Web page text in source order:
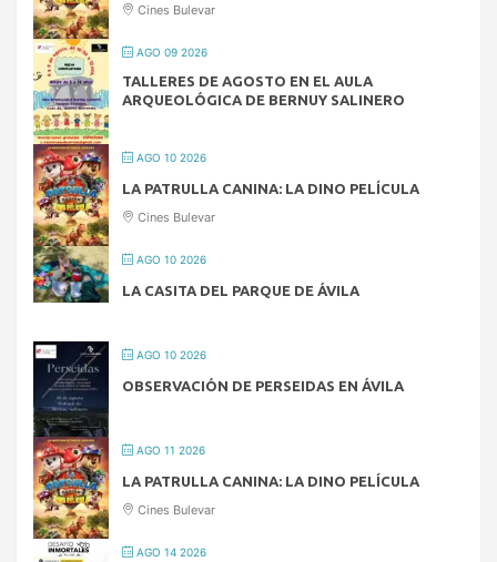
Cines Bulevar
AGO 09 2026
TALLERES DE AGOSTO EN EL AULA
ARQUEOLÓGICA DE BERNUY SALINERO
AGO 10 2026
LA PATRULLA CANINA: LA DINO PELÍCULA
Cines Bulevar
AGO 10 2026
LA CASITA DEL PARQUE DE ÁVILA
AGO 10 2026
OBSERVACIÓN DE PERSEIDAS EN ÁVILA
AGO 11 2026
LA PATRULLA CANINA: LA DINO PELÍCULA
Cines Bulevar
AGO 14 2026